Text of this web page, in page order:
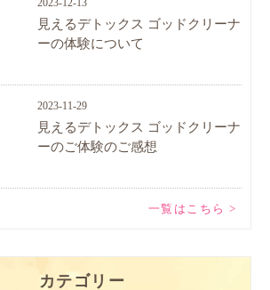
2023-12-13
見えるデトックス ゴッドクリーナ
ーの体験について
2023-11-29
見えるデトックス ゴッドクリーナ
ーのご体験のご感想
一覧はこちら >
カテゴリー